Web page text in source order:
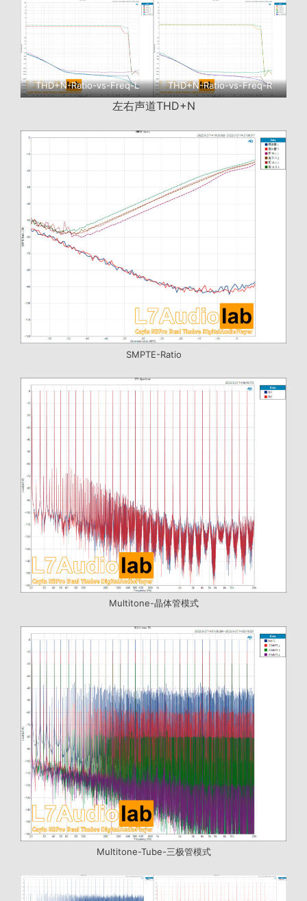
THD+N-Ratio-vs-Freq-L THD+N-Ratio-vs-Freq-R
左右声道THD+N
SMPTE-Ratio
Multitone-晶体管模式
Multitone-Tube-三极管模式